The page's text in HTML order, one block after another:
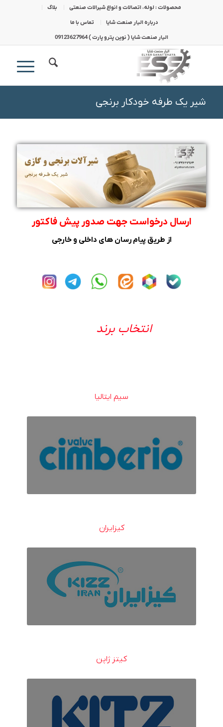
محصولات : لوله، اتصالات و انواع شیرالات صنعتی بلاگ
درباره الیار صنعت شایا تماس با ما
الیار صنعت شایا ( نوین پترو پارت ) 09123627964
شیر یک طرفه خودکار برنجی
ارسال درخواست جهت صدور پیش فاکتور
از طریق پیام رسان های داخلی و خارجی
انتخاب برند
سیم ایتالیا
کیزایران
کیتز ژاپن